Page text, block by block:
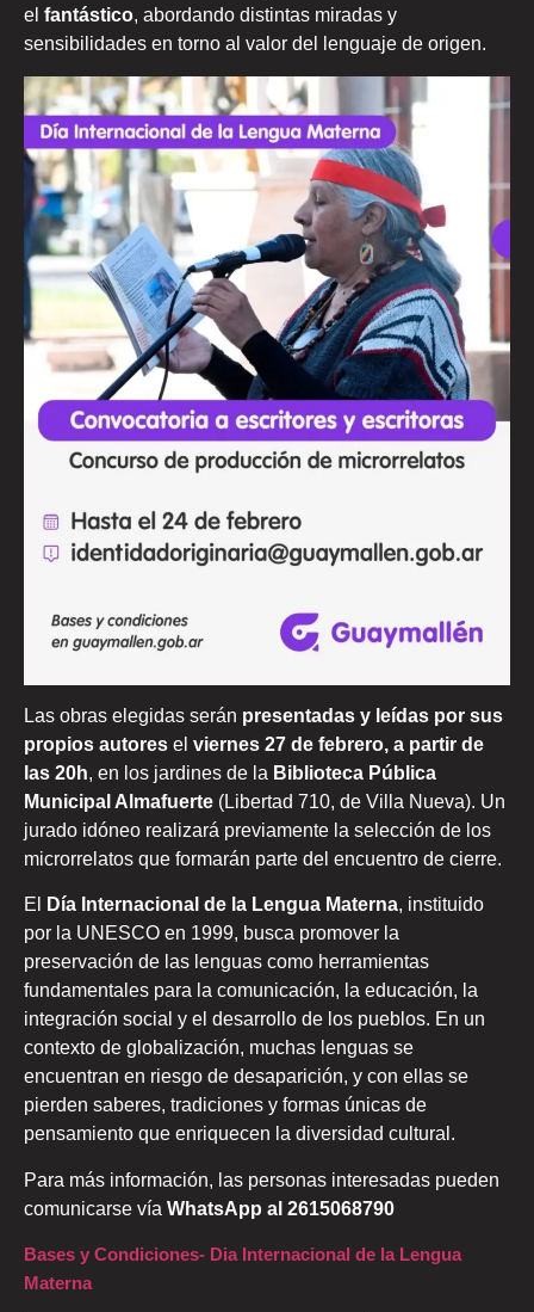
el fantástico, abordando distintas miradas y
sensibilidades en torno al valor del lenguaje de origen.
Las obras elegidas serán presentadas y leídas por sus
propios autores el viernes 27 de febrero, a partir de
las 20h, en los jardines de la Biblioteca Pública
Municipal Almafuerte (Libertad 710, de Villa Nueva). Un
jurado idóneo realizará previamente la selección de los
microrrelatos que formarán parte del encuentro de cierre.
El Día Internacional de la Lengua Materna, instituido
por la UNESCO en 1999, busca promover la
preservación de las lenguas como herramientas
fundamentales para la comunicación, la educación, la
integración social y el desarrollo de los pueblos. En un
contexto de globalización, muchas lenguas se
encuentran en riesgo de desaparición, y con ellas se
pierden saberes, tradiciones y formas únicas de
pensamiento que enriquecen la diversidad cultural.
Para más información, las personas interesadas pueden
comunicarse vía WhatsApp al 2615068790
Bases y Condiciones- Dia Internacional de la Lengua
Materna